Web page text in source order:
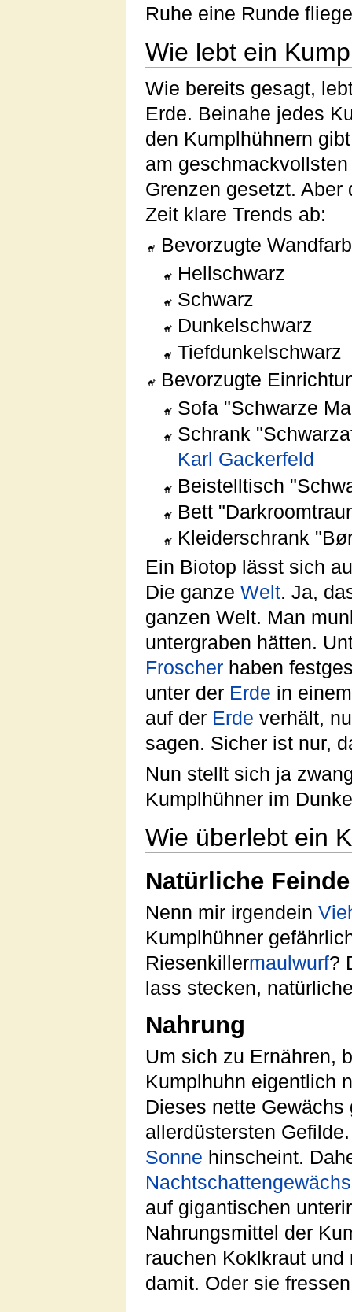
Ruhe eine Runde
Wie lebt ein
Wie bereits gesagt,
Erde. Beinahe jedes
den Kumplhühnern
am
Grenzen gesetzt.
Zeit klare Trends ab:
Bevorzugte
Hellschwarz
Schwarz
Dunkelschwarz
Tiefdunkelschwarz
Bevorzugte
Sofa "Schwarze
Schrank
Karl Gackerfeld
Beistelltisch
Bett
Kleiderschrank
Ein Biotop lässt sich
Die ganze Welt. Ja,
ganzen Welt. Man
untergraben hätten.
Froscher haben
unter der Erde in
auf der Erde verhält,
sagen. Sicher ist nur,
Nun stellt sich ja
Kumplhühner im
Wie überlebt ein
Natürliche Feinde
Nenn mir irgendein
Kumplhühner
Riesenkillermaulwurf?
lass stecken,
Nahrung
Um sich zu Ernähren,
Kumplhuhn eigentlich
Dieses nette
allerdüstersten
Sonne hinscheint.
Nachtschattengewächs
auf gigantischen
Nahrungsmittel der
rauchen Koklkraut
damit. Oder sie